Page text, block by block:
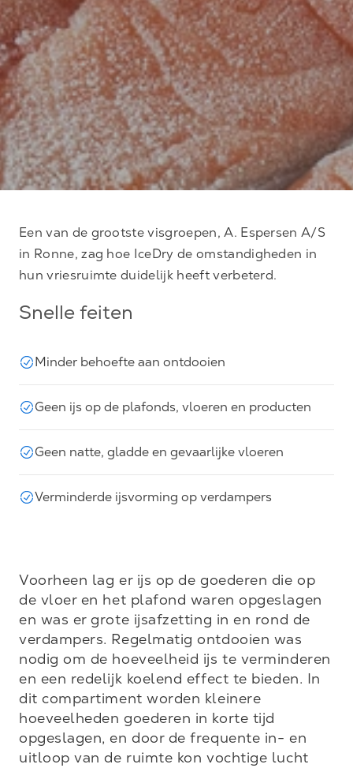
Een van de grootste visgroepen, A. Espersen A/S
in Ronne, zag hoe IceDry de omstandigheden in
hun vriesruimte duidelijk heeft verbeterd.
Snelle feiten
Minder behoefte aan ontdooien
Geen ijs op de plafonds, vloeren en producten
Geen natte, gladde en gevaarlijke vloeren
Verminderde ijsvorming op verdampers
Voorheen lag er ijs op de goederen die op
de vloer en het plafond waren opgeslagen
en was er grote ijsafzetting in en rond de
verdampers. Regelmatig ontdooien was
nodig om de hoeveelheid ijs te verminderen
en een redelijk koelend effect te bieden. In
dit compartiment worden kleinere
hoeveelheden goederen in korte tijd
opgeslagen, en door de frequente in- en
uitloop van de ruimte kon vochtige lucht